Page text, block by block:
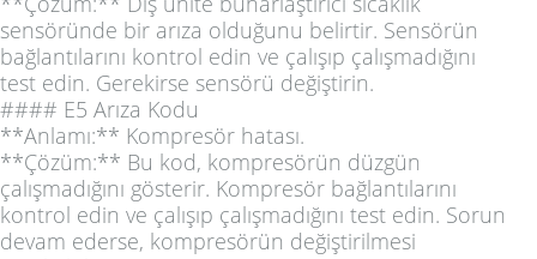
sensöründe bir arıza olduğunu belirtir. Sensörün
bağlantılarını kontrol edin ve çalışıp çalışmadığını
test edin. Gerekirse sensörü değiştirin.
#### E5 Arıza Kodu
**Anlamı:** Kompresör hatası.
**Çözüm:** Bu kod, kompresörün düzgün
çalışmadığını gösterir. Kompresör bağlantılarını
kontrol edin ve çalışıp çalışmadığını test edin. Sorun
devam ederse, kompresörün değiştirilmesi